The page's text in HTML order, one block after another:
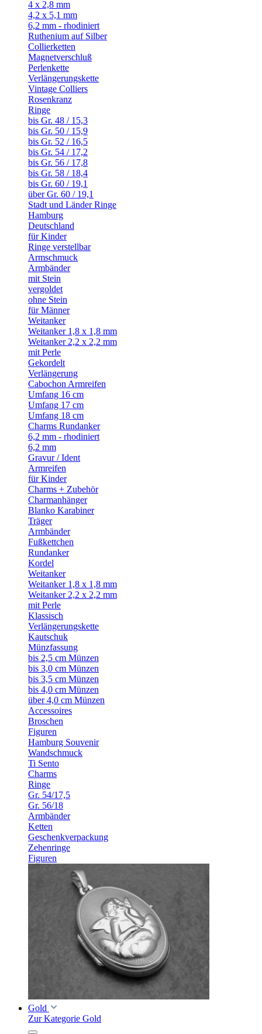
4 x 2,8 mm
4,2 x 5,1 mm
6,2 mm - rhodiniert
Ruthenium auf Silber
Collierketten
Magnetverschluß
Perlenkette
Verlängerungskette
Vintage Colliers
Rosenkranz
Ringe
bis Gr. 48 / 15,3
bis Gr. 50 / 15,9
bis Gr. 52 / 16,5
bis Gr. 54 / 17,2
bis Gr. 56 / 17,8
bis Gr. 58 / 18,4
bis Gr. 60 / 19,1
über Gr. 60 / 19,1
Stadt und Länder Ringe
Hamburg
Deutschland
für Kinder
Ringe verstellbar
Armschmuck
Armbänder
mit Stein
vergoldet
ohne Stein
für Männer
Weitanker
Weitanker 1,8 x 1,8 mm
Weitanker 2,2 x 2,2 mm
mit Perle
Gekordelt
Verlängerung
Cabochon Armreifen
Umfang 16 cm
Umfang 17 cm
Umfang 18 cm
Charms Rundanker
6,2 mm - rhodiniert
6,2 mm
Gravur / Ident
Armreifen
für Kinder
Charms + Zubehör
Charmanhänger
Blanko Karabiner
Träger
Armbänder
Fußkettchen
Rundanker
Kordel
Weitanker
Weitanker 1,8 x 1,8 mm
Weitanker 2,2 x 2,2 mm
mit Perle
Klassisch
Verlängerungskette
Kautschuk
Münzfassung
bis 2,5 cm Münzen
bis 3,0 cm Münzen
bis 3,5 cm Münzen
bis 4,0 cm Münzen
über 4,0 cm Münzen
Accessoires
Broschen
Figuren
Hamburg Souvenir
Wandschmuck
Ti Sento
Charms
Ringe
Gr. 54/17,5
Gr. 56/18
Armbänder
Ketten
Geschenkverpackung
Zehenringe
Figuren
Gold
Zur Kategorie Gold